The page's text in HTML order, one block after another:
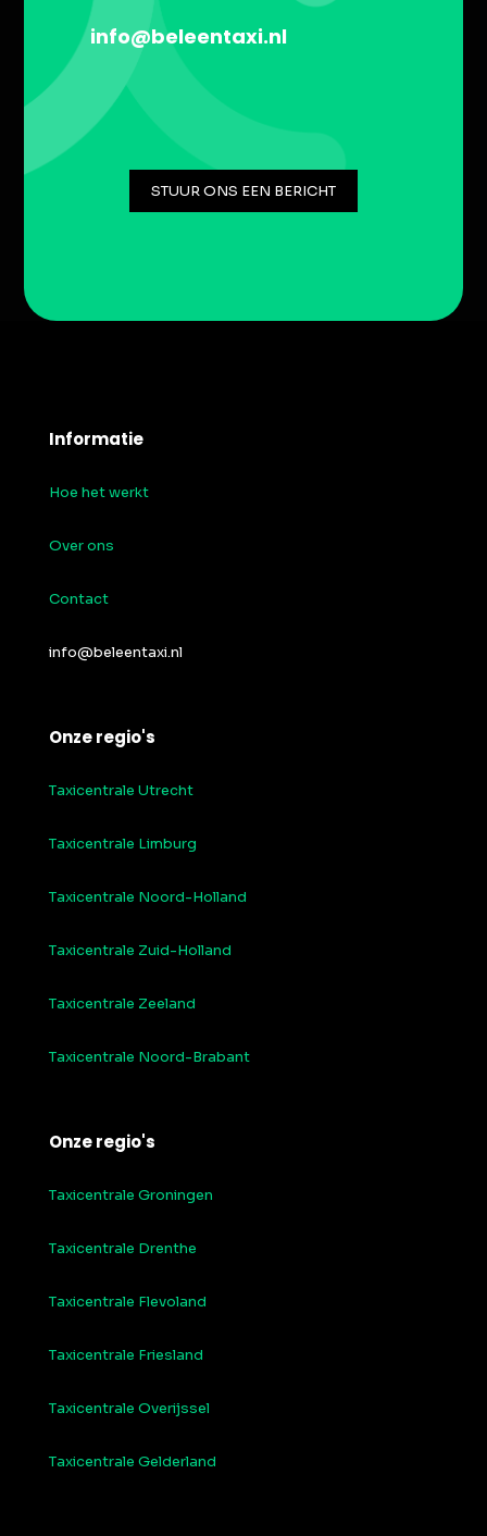
info@beleentaxi.nl
STUUR ONS EEN BERICHT
Informatie
Hoe het werkt
Over ons
Contact
info@beleentaxi.nl
Onze regio's
Taxicentrale Utrecht
Taxicentrale Limburg
Taxicentrale Noord-Holland
Taxicentrale Zuid-Holland
Taxicentrale Zeeland
Taxicentrale Noord-Brabant
Onze regio's
Taxicentrale Groningen
Taxicentrale Drenthe
Taxicentrale Flevoland
Taxicentrale Friesland
Taxicentrale Overijssel
Taxicentrale Gelderland